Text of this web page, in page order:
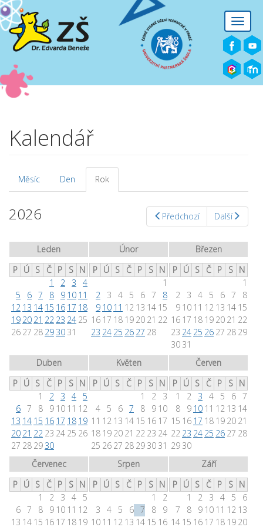
Přejít k hlavnímu obsahu
Toggle
Kalendář
Hlavní záložky
Měsíc Den Rok
záložka)
Předchozí Další
2026
Leden
P Ú S Č P S N
1
2 3
4
5
6 7 8 9 10 11
12 13 14 15 16 17 18
19 20 21 22 23 24 25
26 27 28 29 30 31
Únor
P Ú S Č P S N
1
2
3 4 5 6 7
8
9 10 11 12 13 14 15
16 17 18 19 20 21 22
23 24 25 26 27 28
Březen
P Ú S Č P S N
1
2
3 4 5 6 7
8
9 10 11 12 13 14 15
16 17 18 19 20 21 22
23 24 25 26 27 28 29
30 31
Duben
P Ú S Č P S N
1
2 3 4 5
6 7 8 9 10 11 12
13 14 15 16 17 18 19
20 21 22 23 24 25 26
27 28 29 30
Květen
P Ú S Č P S N
1
2
3
4
5 6 7 8 9 10
11 12 13 14 15 16 17
18 19 20 21 22 23 24
25 26 27 28 29 30 31
Červen
P Ú S Č P S N
1
2 3 4 5 6 7
8
9 10 11 12 13 14
15 16 17 18 19 20 21
22 23 24 25 26 27 28
29 30
Červenec
P Ú S Č P S N
1
2 3 4
5
6 7 8 9 10 11 12
13 14 15 16 17 18 19
Srpen
P Ú S Č P S N
1
2
3
4 5 6 7 8
9
10 11 12 13 14 15 16
Září
P Ú S Č P S N
1
2 3 4 5
6
7
8 9 10 11 12 13
14 15 16 17 18 19 20